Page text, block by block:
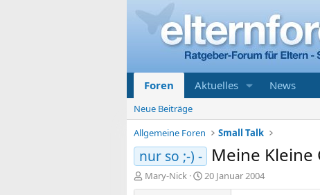
Foren Aktuelles News
Neue Beiträge
Allgemeine Foren
Small Talk
nur so ;-) - Meine Kleine
E
r
Mary-Nick
E
r
20 Januar 2004